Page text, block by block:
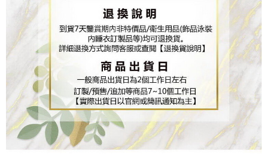
４．使用「AFTEE先享後付」時，將依據個別帳號之用戶狀況，依本公司即
時審查核予不同之上限額度；若仍有額度不足之情形，本公司將視審查結果
請求用戶進行身份認證。
５．嚴禁一人註冊多個帳號或使用他人資訊註冊。若發現惡意使用之情形，
恩沛科技股份有限公司將有權停止該用戶之使用額度並採取法律行動。